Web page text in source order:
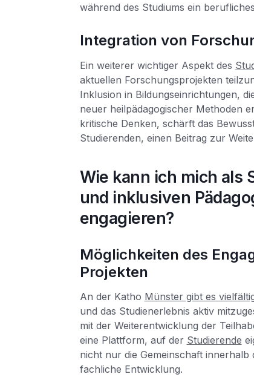
während des Studiums ein
Integration von
Ein weiterer wichtiger Aspekt des
aktuellen Forschungsprojekten
Inklusion in Bildungseinrichtungen,
neuer heilpädagogischer Methoden
kritische Denken, schärft das
Studierenden, einen Beitrag zur
Wie kann ich mich als
und inklusiven
engagieren?
Möglichkeiten des
Projekten
An der Katho Münster gibt es
und das Studienerlebnis aktiv
mit der Weiterentwicklung der
eine Plattform, auf der Studierende
nicht nur die Gemeinschaft innerhalb
fachliche Entwicklung.